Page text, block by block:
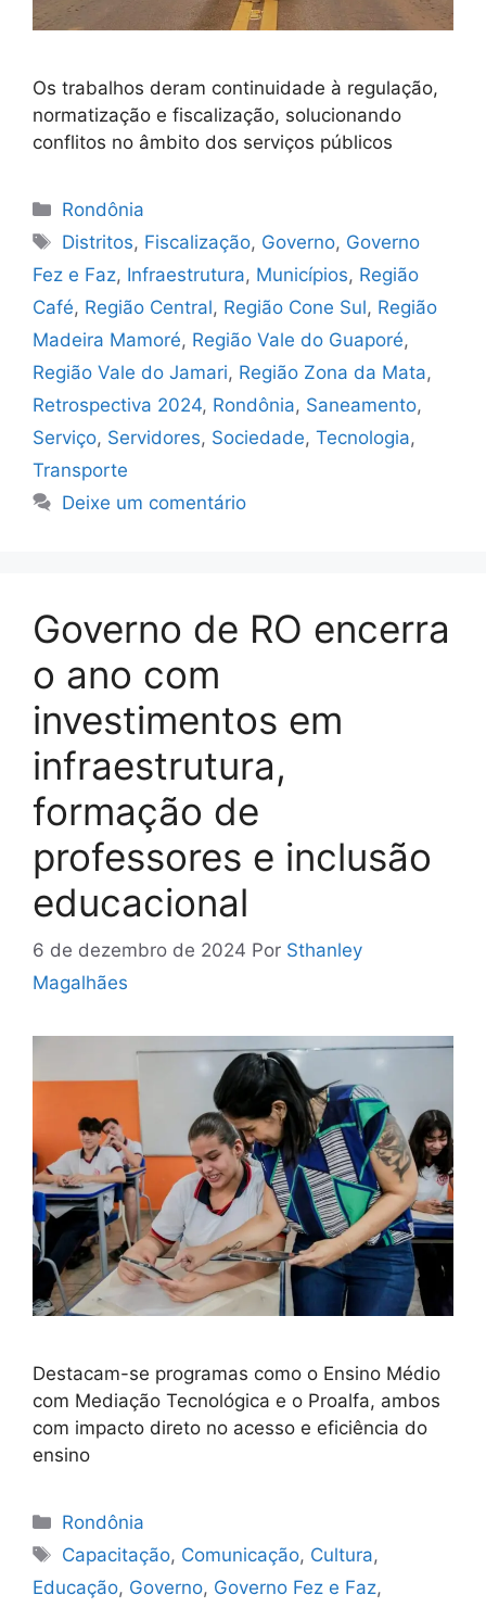
Os trabalhos deram continuidade à regulação,
normatização e fiscalização, solucionando
conflitos no âmbito dos serviços públicos
Categorias
Rondônia
Tags
Distritos, Fiscalização, Governo, Governo
Fez e Faz, Infraestrutura, Municípios, Região
Café, Região Central, Região Cone Sul, Região
Madeira Mamoré, Região Vale do Guaporé,
Região Vale do Jamari, Região Zona da Mata,
Retrospectiva 2024, Rondônia, Saneamento,
Serviço, Servidores, Sociedade, Tecnologia,
Transporte
Deixe um comentário
Governo de RO encerra
o ano com
investimentos em
infraestrutura,
formação de
professores e inclusão
educacional
6 de dezembro de 2024 Por Sthanley
Magalhães
Destacam-se programas como o Ensino Médio
com Mediação Tecnológica e o Proalfa, ambos
com impacto direto no acesso e eficiência do
ensino
Categorias
Rondônia
Tags
Capacitação, Comunicação, Cultura,
Educação, Governo, Governo Fez e Faz,